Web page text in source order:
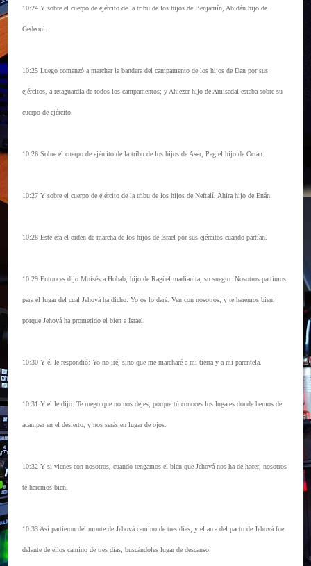
10:24 Y sobre el cuerpo de ejército de la tribu de los hijos de Benjamín, Abidán hijo de
Gedeoni.
10:25 Luego comenzó a marchar la bandera del campamento de los hijos de Dan por sus
ejércitos, a retaguardia de todos los campamentos; y Ahiezer hijo de Amisadai estaba sobre su
cuerpo de ejército.
10:26 Sobre el cuerpo de ejército de la tribu de los hijos de Aser, Pagiel hijo de Ocrán.
10:27 Y sobre el cuerpo de ejército de la tribu de los hijos de Neftalí, Ahira hijo de Enán.
10:28 Este era el orden de marcha de los hijos de Israel por sus ejércitos cuando partían.
10:29 Entonces dijo Moisés a Hobab, hijo de Ragüel madianita, su suegro: Nosotros partimos
para el lugar del cual Jehová ha dicho: Yo os lo daré. Ven con nosotros, y te haremos bien;
porque Jehová ha prometido el bien a Israel.
10:30 Y él le respondió: Yo no iré, sino que me marcharé a mi tierra y a mi parentela.
10:31 Y él le dijo: Te ruego que no nos dejes; porque tú conoces los lugares donde hemos de
acampar en el desierto, y nos serás en lugar de ojos.
10:32 Y si vienes con nosotros, cuando tengamos el bien que Jehová nos ha de hacer, nosotros
te haremos bien.
10:33 Así partieron del monte de Jehová camino de tres días; y el arca del pacto de Jehová fue
delante de ellos camino de tres días, buscándoles lugar de descanso.